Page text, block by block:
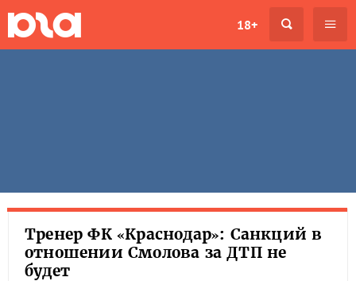
18+
Тренер ФК «Краснодар»: Санкций в
отношении Смолова за ДТП не
будет